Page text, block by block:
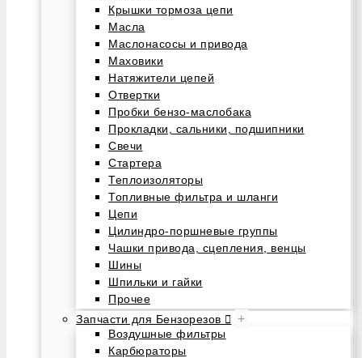
Крышки тормоза цепи
Масла
Маслонасосы и привода
Маховики
Натяжители цепей
Отвертки
Пробки бензо-маслобака
Прокладки, сальники, подшипники
Свечи
Стартера
Теплоизоляторы
Топливные фильтра и шланги
Цепи
Цилиндро-поршневые группы
Чашки привода, сцепления, венцы
Шины
Шпильки и гайки
Прочее
Запчасти для Бензорезов
+
Воздушные фильтры
Карбюраторы